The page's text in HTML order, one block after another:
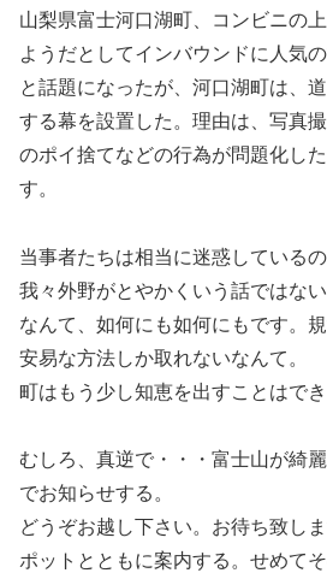
山梨県富士河口湖町、コンビニの
ようだとしてインバウンドに人気
と話題になったが、河口湖町は、
する幕を設置した。理由は、写真
のポイ捨てなどの行為が問題化し
す。
当事者たちは相当に迷惑しているの
我々外野がとやかくいう話ではな
なんて、如何にも如何にもです。
安易な方法しか取れないなんて。
町はもう少し知恵を出すことはでき
むしろ、真逆で・・・富士山が綺
でお知らせする。
どうぞお越し下さい。お待ち致し
ポットとともに案内する。せめて